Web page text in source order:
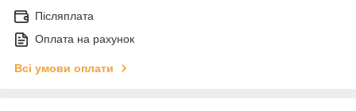
Післяплата
Оплата на рахунок
Всі умови оплати